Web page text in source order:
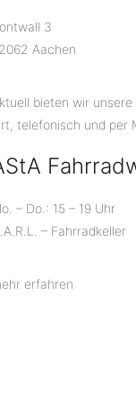
3
Aachen
bieten wir
telefonisch und per
– Do.: 15 – 19 Uhr
– Fahrradkeller
erfahren